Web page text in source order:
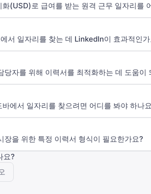
화(USD)로 급여를 받는 원격 근무 일자리를
서 일자리를 찾는 데 LinkedIn이 효과적인
당자를 위해 이력서를 최적화하는 데 도움이
바에서 일자리를 찾으려면 어디를 봐야 하나
장을 위한 특정 이력서 형식이 필요한가요?
요?